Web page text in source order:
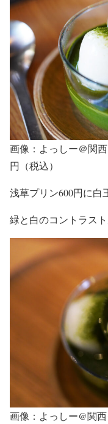
画像：よっしー＠関
円（税込）
浅草プリン600円に白
緑と白のコントラスト
画像：よっしー@関